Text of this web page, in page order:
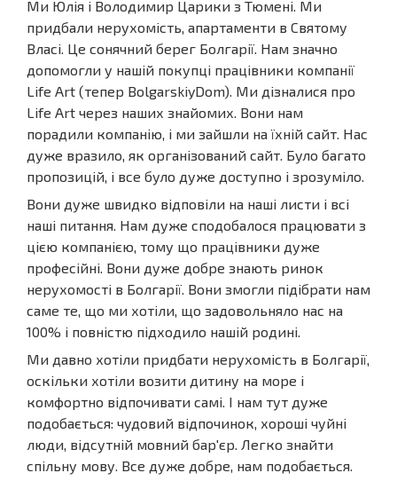
Ми Юлія і Володимир Царики з Тюмені. Ми
придбали нерухомість, апартаменти в Святому
Власі. Це сонячний берег Болгарії. Нам значно
допомогли у нашій покупці працівники компанії
Life Art (тепер BolgarskiyDom). Ми дізналися про
Life Art через наших знайомих. Вони нам
порадили компанію, і ми зайшли на їхній сайт. Нас
дуже вразило, як організований сайт. Було багато
пропозицій, і все було дуже доступно і зрозуміло.
Вони дуже швидко відповіли на наші листи і всі
наші питання. Нам дуже сподобалося працювати з
цією компанією, тому що працівники дуже
професійні. Вони дуже добре знають ринок
нерухомості в Болгарії. Вони змогли підібрати нам
саме те, що ми хотіли, що задовольняло нас на
100% і повністю підходило нашій родині.
Ми давно хотіли придбати нерухомість в Болгарії,
оскільки хотіли возити дитину на море і
комфортно відпочивати самі. І нам тут дуже
подобається: чудовий відпочинок, хороші чуйні
люди, відсутній мовний бар'єр. Легко знайти
спільну мову. Все дуже добре, нам подобається.